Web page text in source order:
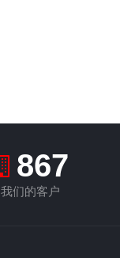
1000
我们的客户